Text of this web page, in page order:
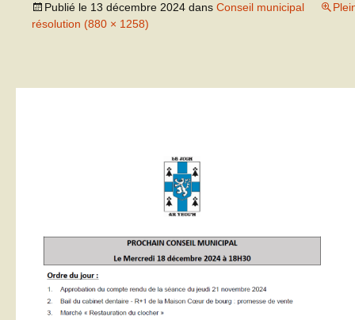
Publié le 13 décembre 2024 dans Conseil municipal
résolution (880 × 1258)